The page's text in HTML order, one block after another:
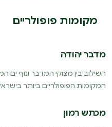
מקומות פופולריים
מדבר יהודה
השילוב בין מצוקי המדבר ונוף ים
המקומות הפופולריים ביותר
מכתש רמון